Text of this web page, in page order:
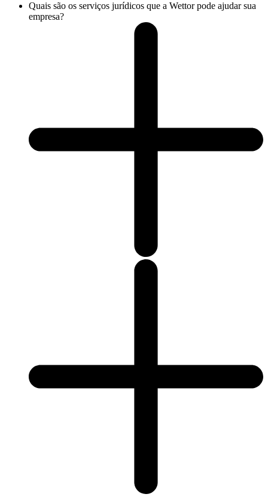
Quais são os serviços jurídicos que a Wettor pode ajudar sua
empresa?